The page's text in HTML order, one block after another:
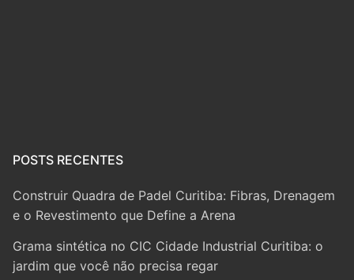
POSTS RECENTES
Construir Quadra de Padel Curitiba: Fibras, Drenagem
e o Revestimento que Define a Arena
Grama sintética no CIC Cidade Industrial Curitiba: o
jardim que você não precisa regar